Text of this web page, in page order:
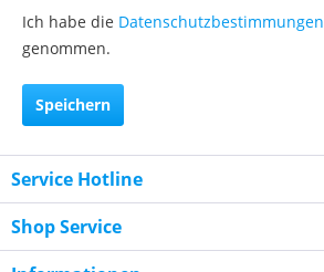
Ich habe die Datenschutzbestimmungen
genommen.
Speichern
Service Hotline
Shop Service